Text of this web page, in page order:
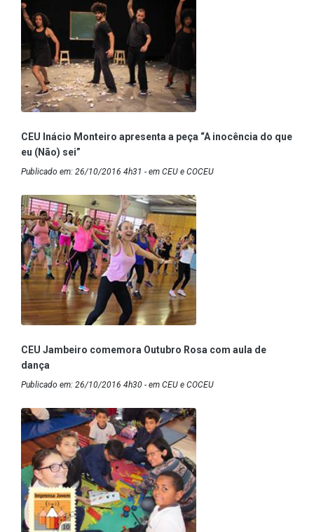
CEU Inácio Monteiro apresenta a peça “A inocência do que
eu (Não) sei”
Publicado em: 26/10/2016 4h31 - em CEU e COCEU
CEU Jambeiro comemora Outubro Rosa com aula de
dança
Publicado em: 26/10/2016 4h30 - em CEU e COCEU